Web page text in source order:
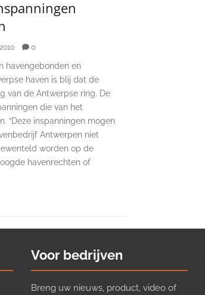
0
havengebonden en
haven is blij dat de
van de Antwerpse ring. De
die van het
“Deze inspanningen mogen
Antwerpen niet
worden op de
havenrechten of
Voor bedrijven
Breng uw nieuws, product, video of